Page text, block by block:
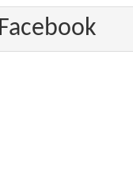
Facebook